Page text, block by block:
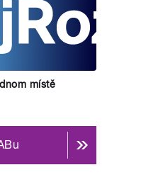
místě